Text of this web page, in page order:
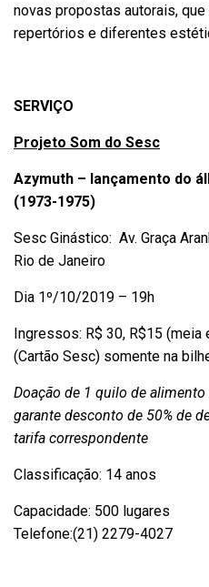
novas propostas autorais, que
repertórios e diferentes
SERVIÇO
Projeto Som do Sesc
Azymuth – lançamento do
(1973-1975)
Sesc Ginástico: Av. Graça
Rio de Janeiro
Dia 1º/10/2019 – 19h
Ingressos: R$ 30, R$15 (meia
(Cartão Sesc) somente na
Doação de 1 quilo de
garante desconto de 50% de
tarifa correspondente
Classificação: 14 anos
Capacidade: 500 lugares
Telefone:(21) 2279-4027